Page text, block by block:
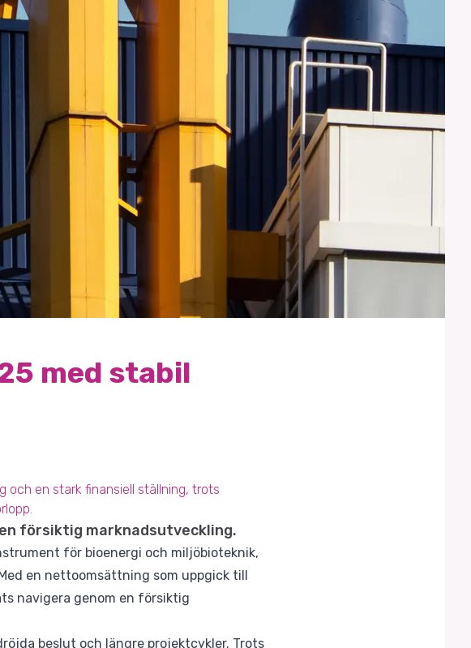
med stabil
och en stark finansiell ställning, trots
försiktig marknadsutveckling.
för bioenergi och miljöbioteknik,
en nettoomsättning som uppgick till
navigera genom en försiktig
beslut och längre projektcykler. Trots